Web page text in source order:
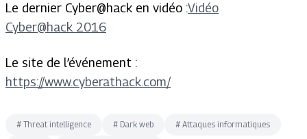
Le dernier Cyber@hack en vidéo :Vidéo
Cyber@hack 2016
Le site de l’événement :
https://www.cyberathack.com/
# Threat intelligence # Dark web # Attaques informatiques